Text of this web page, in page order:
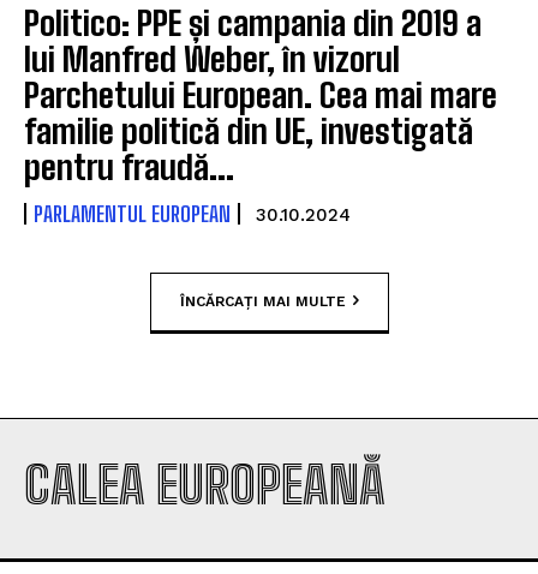
Politico: PPE și campania din 2019 a
lui Manfred Weber, în vizorul
Parchetului European. Cea mai mare
familie politică din UE, investigată
pentru fraudă...
PARLAMENTUL EUROPEAN 30.10.2024
ÎNCĂRCAȚI MAI MULTE
CALEA EUROPEANĂ